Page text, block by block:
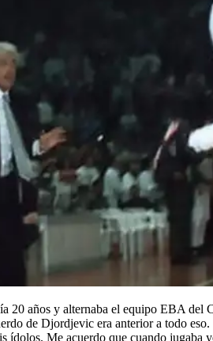
20 años y alternaba el equipo EBA
de Djordjevic era anterior a todo
Me acuerdo que cuando